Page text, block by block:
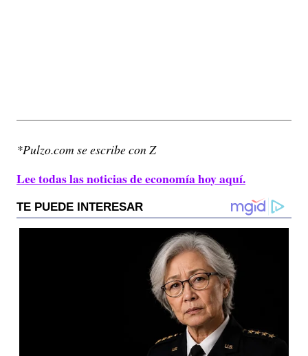
*Pulzo.com se escribe con Z
Lee todas las noticias de economía hoy aquí.